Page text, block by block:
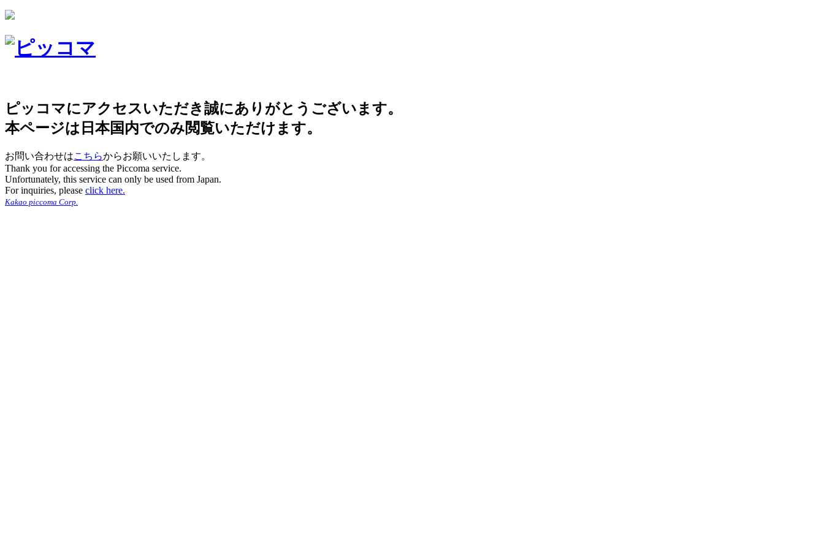
ピッコマにアクセスいただき誠にありがとうございます。
本ページは日本国内でのみ閲覧いただけます。
お問い合わせはこちらからお願いいたします。
Thank you for accessing the Piccoma service.
Unfortunately, this service can only be used from Japan.
For inquiries, please click here.
Kakao piccoma Corp.